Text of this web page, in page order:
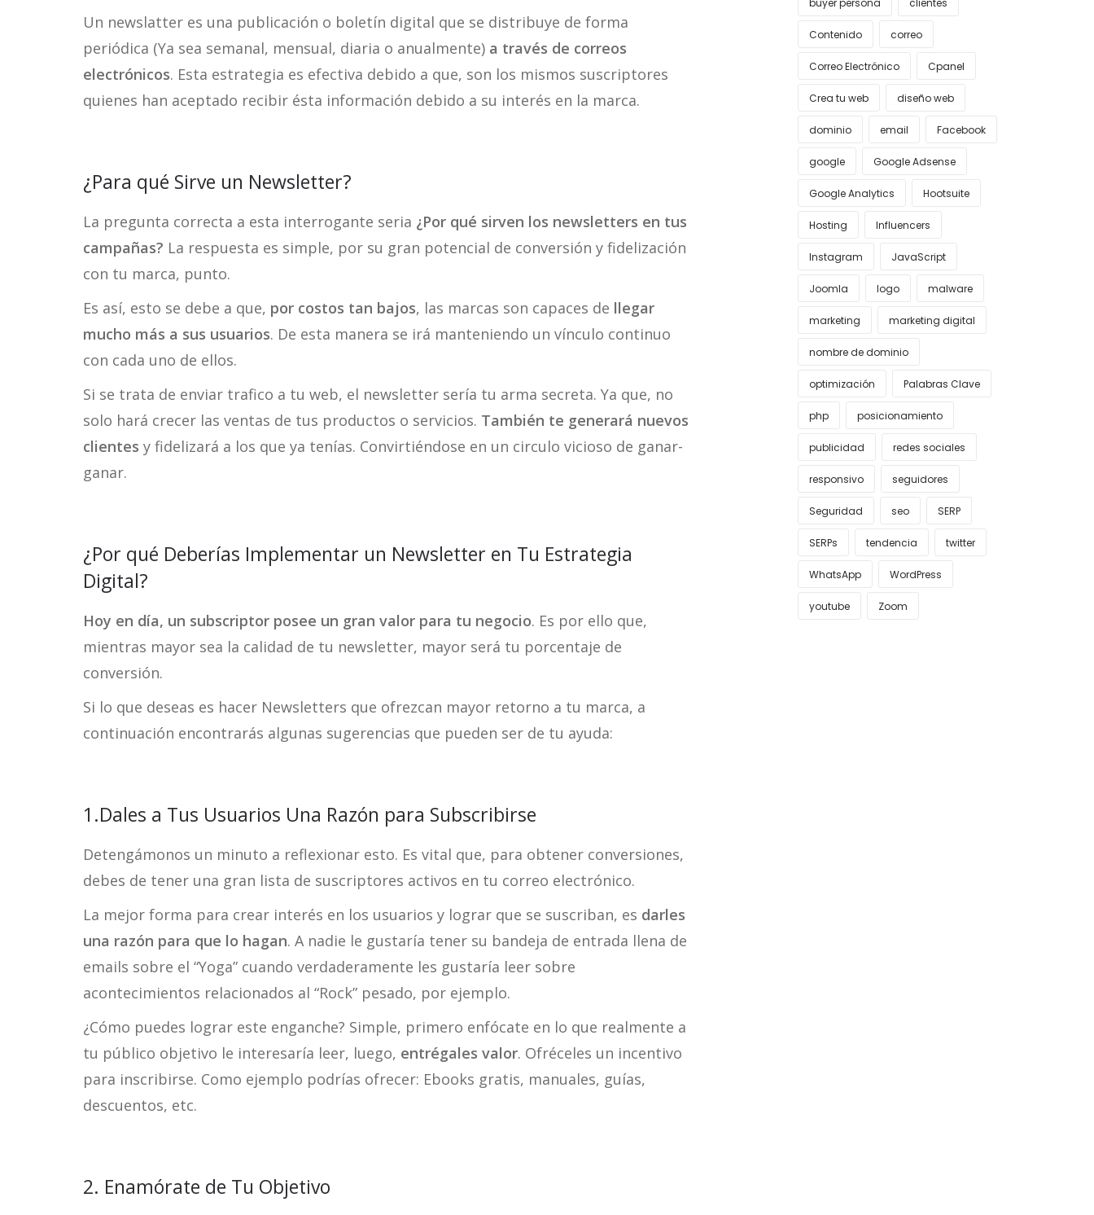
Un newslatter es una publicación o boletín digital que se distribuye de forma
periódica (Ya sea semanal, mensual, diaria o anualmente) a través de correos
electrónicos. Esta estrategia es efectiva debido a que, son los mismos suscriptores
quienes han aceptado recibir ésta información debido a su interés en la marca.
¿Para qué Sirve un Newsletter?
La pregunta correcta a esta interrogante seria ¿Por qué sirven los newsletters en tus
campañas? La respuesta es simple, por su gran potencial de conversión y fidelización
con tu marca, punto.
Es así, esto se debe a que, por costos tan bajos, las marcas son capaces de llegar
mucho más a sus usuarios. De esta manera se irá manteniendo un vínculo continuo
con cada uno de ellos.
Si se trata de enviar trafico a tu web, el newsletter sería tu arma secreta. Ya que, no
solo hará crecer las ventas de tus productos o servicios. También te generará nuevos
clientes y fidelizará a los que ya tenías. Convirtiéndose en un circulo vicioso de ganar-
ganar.
¿Por qué Deberías Implementar un Newsletter en Tu Estrategia
Digital?
Hoy en día, un subscriptor posee un gran valor para tu negocio. Es por ello que,
mientras mayor sea la calidad de tu newsletter, mayor será tu porcentaje de
conversión.
Si lo que deseas es hacer Newsletters que ofrezcan mayor retorno a tu marca, a
continuación encontrarás algunas sugerencias que pueden ser de tu ayuda:
1.Dales a Tus Usuarios Una Razón para Subscribirse
Detengámonos un minuto a reflexionar esto. Es vital que, para obtener conversiones,
debes de tener una gran lista de suscriptores activos en tu correo electrónico.
La mejor forma para crear interés en los usuarios y lograr que se suscriban, es darles
una razón para que lo hagan. A nadie le gustaría tener su bandeja de entrada llena de
emails sobre el “Yoga” cuando verdaderamente les gustaría leer sobre
acontecimientos relacionados al “Rock” pesado, por ejemplo.
¿Cómo puedes lograr este enganche? Simple, primero enfócate en lo que realmente a
tu público objetivo le interesaría leer, luego, entrégales valor. Ofréceles un incentivo
para inscribirse. Como ejemplo podrías ofrecer: Ebooks gratis, manuales, guías,
descuentos, etc.
2. Enamórate de Tu Objetivo
buyer persona clientes
Contenido correo
Correo Electrónico Cpanel
Crea tu web diseño web
dominio email Facebook
google Google Adsense
Google Analytics Hootsuite
Hosting Influencers
Instagram JavaScript
Joomla logo malware
marketing marketing digital
nombre de dominio
optimización Palabras Clave
php posicionamiento
publicidad redes sociales
responsivo seguidores
Seguridad seo SERP
SERPs tendencia twitter
WhatsApp WordPress
youtube Zoom